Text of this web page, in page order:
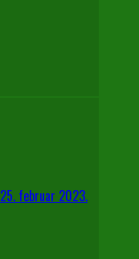
25. februar 2023.